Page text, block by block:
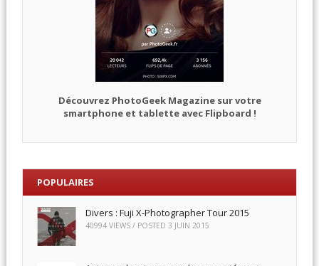
Découvrez PhotoGeek Magazine sur votre
smartphone et tablette avec Flipboard !
POPULAIRES
Divers : Fuji X-Photographer Tour 2015
40994 VIEWS / POSTED 3 JUIN 2015